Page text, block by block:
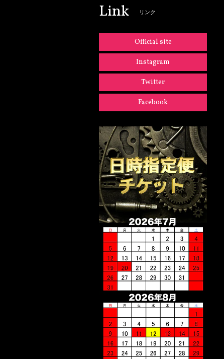
Link リンク
Official site
Instagram
Twitter
Facebook